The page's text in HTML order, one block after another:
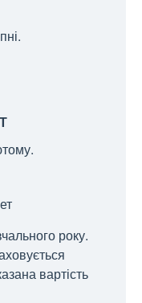
року.
вартість